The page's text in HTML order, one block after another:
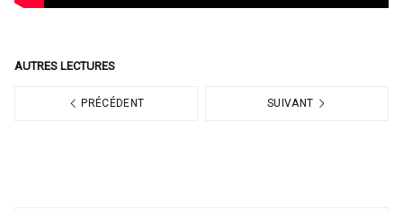
AUTRES LECTURES
PRÉCÉDENT SUIVANT